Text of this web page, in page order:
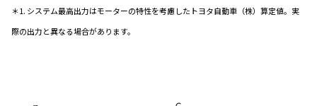
＊1. システム最高出力はモーターの特性を考慮したトヨタ自動車（株）算定値。実
際の出力と異なる場合があります。